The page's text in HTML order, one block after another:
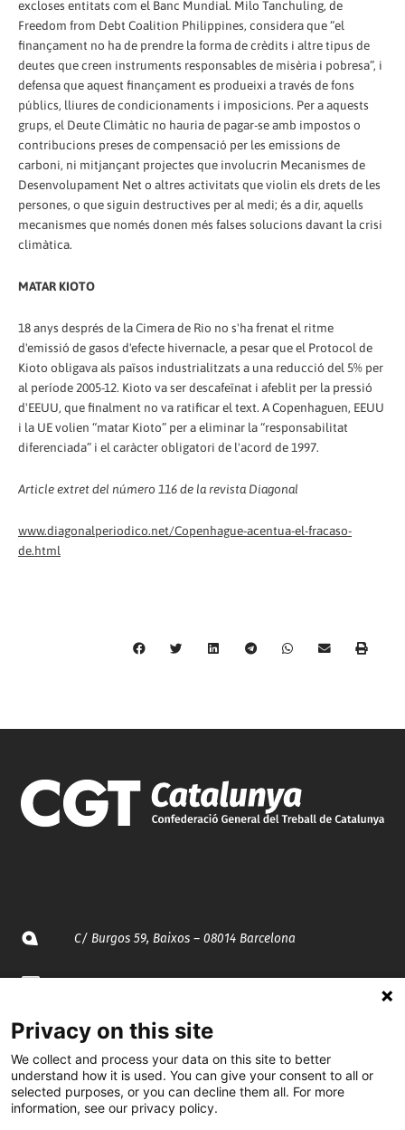
excloses entitats com el Banc Mundial. Milo Tanchuling, de
Freedom from Debt Coalition Philippines, considera que “el
finançament no ha de prendre la forma de crèdits i altre tipus de
deutes que creen instruments responsables de misèria i pobresa”, i
defensa que aquest finançament es produeixi a través de fons
públics, lliures de condicionaments i imposicions. Per a aquests
grups, el Deute Climàtic no hauria de pagar-se amb impostos o
contribucions preses de compensació per les emissions de
carboni, ni mitjançant projectes que involucrin Mecanismes de
Desenvolupament Net o altres activitats que violin els drets de les
persones, o que siguin destructives per al medi; és a dir, aquells
mecanismes que només donen més falses solucions davant la crisi
climàtica.
MATAR KIOTO
18 anys després de la Cimera de Rio no s'ha frenat el ritme
d'emissió de gasos d'efecte hivernacle, a pesar que el Protocol de
Kioto obligava als països industrialitzats a una reducció del 5% per
al període 2005-12. Kioto va ser descafeïnat i afeblit per la pressió
d'EEUU, que finalment no va ratificar el text. A Copenhaguen, EEUU
i la UE volien “matar Kioto” per a eliminar la “responsabilitat
diferenciada” i el caràcter obligatori de l'acord de 1997.
Article extret del número 116 de la revista Diagonal
www.diagonalperiodico.net/Copenhague-acentua-el-fracaso-
de.html
C/ Burgos 59, Baixos – 08014 Barcelona
935 120 481
@CGTCatalunya
cgtcatalunya
Privacy on this site
We collect and process your data on this site to better
understand how it is used. You can give your consent to all or
selected purposes, or you can decline them all. For more
information, see our privacy policy.